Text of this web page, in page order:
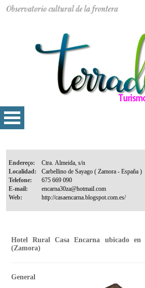
Endereço:
Localidad:
Telefone:
E-mail:
Web:
Hotel Rural Casa Encarna ubicado en
(Zamora)
General